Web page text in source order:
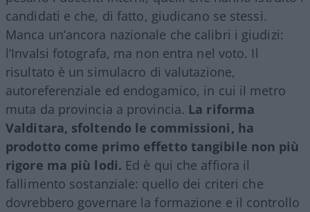
candidati e che, di fatto, giudicano se stessi.
Manca un’ancora nazionale che calibri i giudizi:
l’Invalsi fotografa, ma non entra nel voto. Il
risultato è un simulacro di valutazione,
autoreferenziale ed endogamico, in cui il metro
muta da provincia a provincia. La riforma
Valditara, sfoltendo le commissioni, ha
prodotto come primo effetto tangibile non più
rigore ma più lodi. Ed è qui che affiora il
fallimento sostanziale: quello dei criteri che
dovrebbero governare la formazione e il controllo